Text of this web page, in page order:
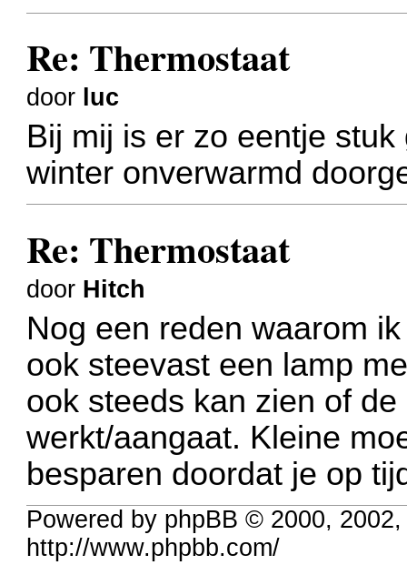
Re: Thermostaat
door luc
Bij mij is er zo eentje
winter onverwarmd
Re: Thermostaat
door Hitch
Nog een reden waarom
ook steevast een lamp
ook steeds kan zien of
werkt/aangaat. Kleine
besparen doordat je op
Powered by phpBB © 2000,
http://www.phpbb.com/